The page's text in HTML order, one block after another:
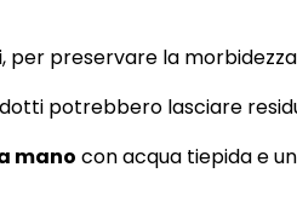
per preservare la
potrebbero lasciare
mano con acqua tiepida e